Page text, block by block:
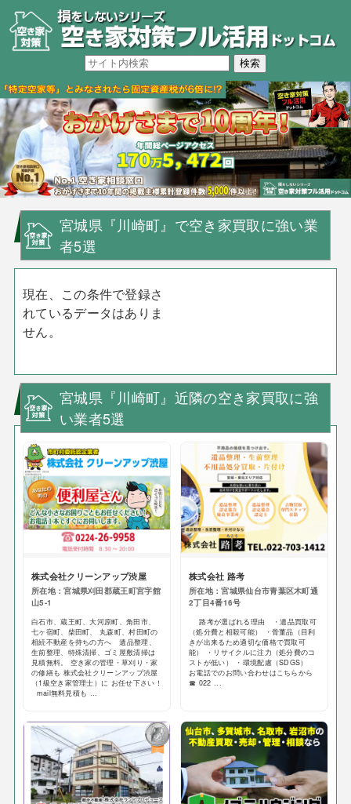
宮城県『川崎町』で空き家買取に強い業
者5選
現在、この条件で登録さ
れているデータはありま
せん。
宮城県『川崎町』近隣の空き家買取に強
い業者5選
株式会社クリーンアップ渋屋
所在地：宮城県刈田郡蔵王町宮字館
山5-1
白石市、蔵王町、大河原町、角田市、
七ヶ宿町、柴田町、 丸森町、村田町の
相続不動産を持ちの方へ 遺品整理、
生前整理、特殊清掃、ゴミ屋敷清掃は
見積無料。 空き家の管理・草刈り・家
の修繕も 株式会社クリーンアップ渋屋
（1級空き家管理士）に お任せ下さい！
mail無料見積も ...
株式会社 路考
所在地：宮城県仙台市青葉区木町通
2丁目4番16号
路考が選ばれる理由 ・遺品買取可
（処分費と相殺可能） ・骨董品（目利
きが出来るため適切な価格で買取可
能） ・リサイクルに注力（処分費のコ
ストが低い） ・環境配慮（SDGS）
お電話でのお問い合わせはこちらから
☎ 022 ...